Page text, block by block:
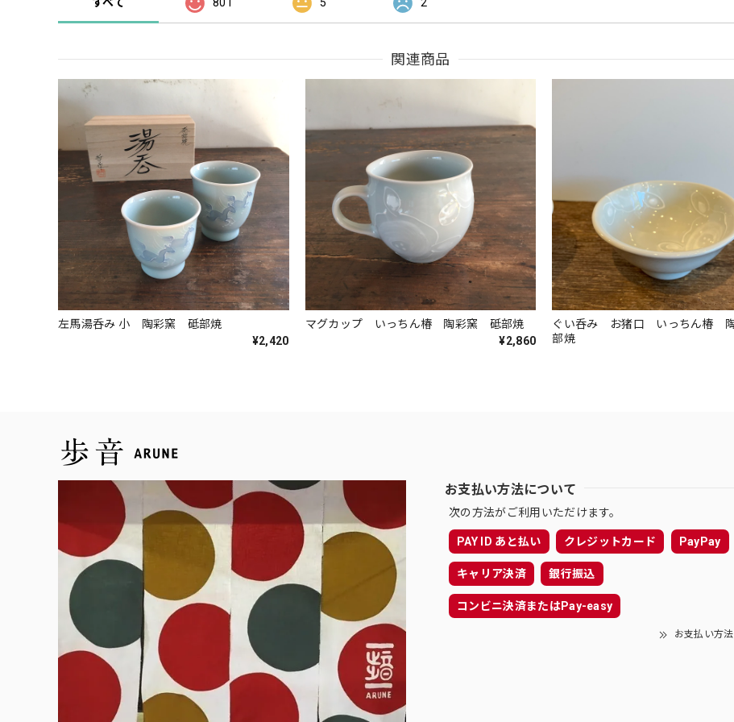
関連商品
左馬湯呑み 小 陶彩窯 砥部焼
¥2,420
マグカップ いっちん椿 陶彩窯 砥部焼
¥2,860
ぐい呑み お猪口 いっちん椿
部焼
お支払い方法について
次の方法がご利用いただけます。
PAY ID あと払い クレジットカード PayPay
キャリア決済 銀行振込
コンビニ決済またはPay-easy
お支払い方